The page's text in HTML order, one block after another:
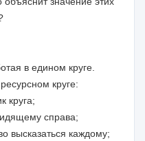
в едином круге.
круге:
круга;
справа;
высказаться каждому;